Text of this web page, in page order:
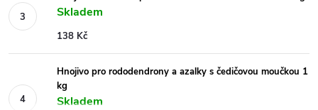
Skladem
138 Kč
Hnojivo pro rododendrony a azalky s čedičovou moučkou 1
kg
Skladem